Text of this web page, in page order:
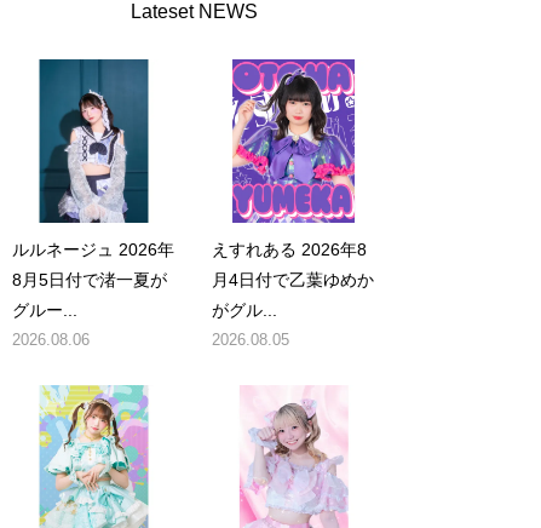
Lateset NEWS
ルルネージュ 2026年
8月5日付で渚一夏が
グルー...
2026.08.06
えすれある 2026年8
月4日付で乙葉ゆめか
がグル...
2026.08.05